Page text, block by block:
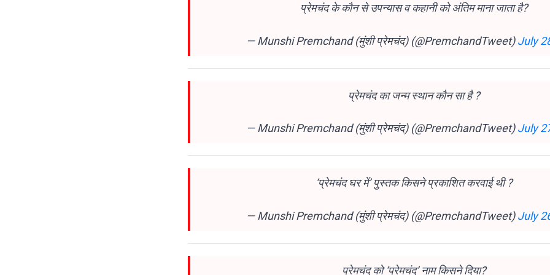
प्रेमचंद के कौन से उपन्यास व कहानी को अंतिम माना जाता है?
— Munshi Premchand (मुंशी प्रेमचंद) (@PremchandTweet)July
प्रेमचंद का जन्म स्थान कौन सा है ?
— Munshi Premchand (मुंशी प्रेमचंद) (@PremchandTweet)July
‘प्रेमचंद घर में’ पुस्तक किसने प्रकाशित करवाई थी ?
— Munshi Premchand (मुंशी प्रेमचंद) (@PremchandTweet)July
प्रेमचंद को ‘प्रेमचंद’ नाम किसने दिया?